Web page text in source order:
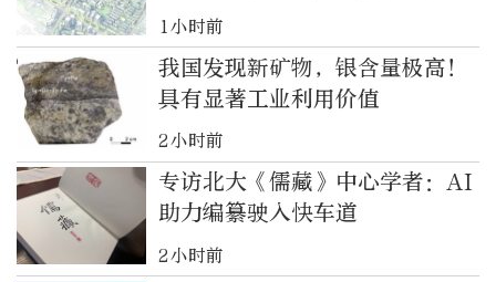
新片区项目
1小时前
我国发现新矿物，银含量极高！
具有显著工业利用价值
2小时前
专访北大《儒藏》中心学者：AI
助力编纂驶入快车道
2小时前